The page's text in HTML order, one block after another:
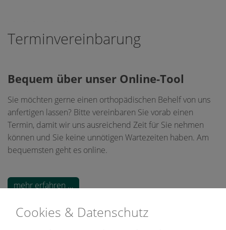
Terminvereinbarung
Bequem über unser Online-Tool
Sie möchten gerne einen orthopädischen Behelf von uns
anfertigen lassen? Bitte vereinbaren Sie vorab einen
Termin, damit wir uns ausreichend Zeit für Sie nehmen
können und Sie keine unnötigen Wartezeiten haben. Am
bequemsten geht es online.
mehr erfahren …
Kontakt
Cookies & Datenschutz